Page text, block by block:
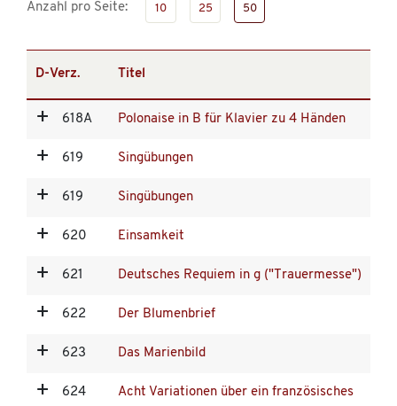
Anzahl pro Seite: 10 25 50
D-Verz. Titel
618A Polonaise in B für Klavier zu 4 Händen
619 Singübungen
619 Singübungen
620 Einsamkeit
621 Deutsches Requiem in g ("Trauermesse")
622 Der Blumenbrief
623 Das Marienbild
624
Acht Variationen über ein französisches